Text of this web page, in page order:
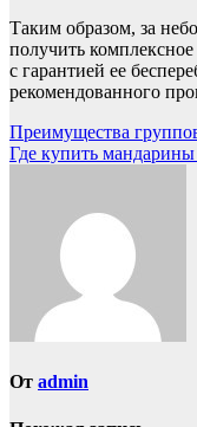
Таким образом, за
получить
с гарантией ее
рекомендованного
Навигация
по
Преимущества
Где купить
От admin